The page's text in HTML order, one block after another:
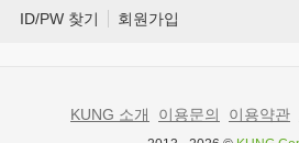
ID/PW 찾기 회원가입
KUNG 소개 이용문의 이용약관